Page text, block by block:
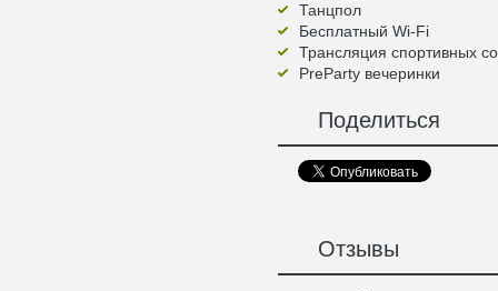
Танцпол
Бесплатный Wi-Fi
Трансляция спортивных
PreParty вечеринки
Поделиться
Отзывы